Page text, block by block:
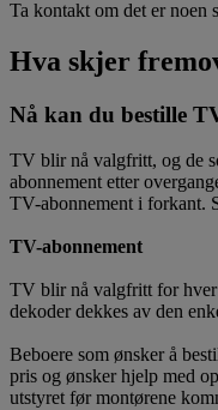
Ta kontakt om det er noen
Hva skjer
Nå kan du bestille
TV blir nå valgfritt, og de
abonnement etter
TV-abonnement i forkant.
TV-abonnement
TV blir nå valgfritt for
dekoder dekkes av den
Beboere som ønsker å
pris og ønsker hjelp med
utstyret før montørene